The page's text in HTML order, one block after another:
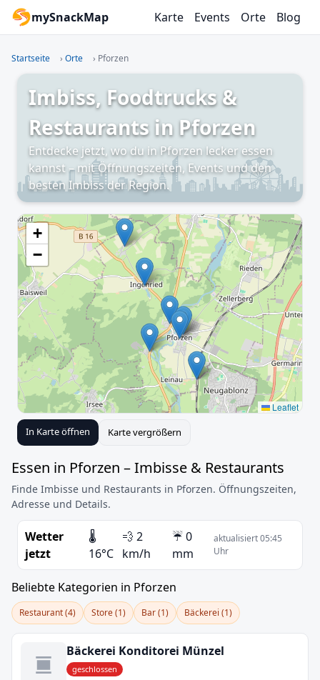
mySnackMap Karte Events Orte Blog
Startseite › Orte › Pforzen
Imbiss, Foodtrucks &
Restaurants in Pforzen
Entdecke jetzt, wo du in Pforzen lecker essen
kannst – mit Öffnungszeiten, Events und den
besten Imbiss der Region.
+
−
Leaflet
In Karte öffnen Karte vergrößern
Essen in Pforzen – Imbisse & Restaurants
Finde Imbisse und Restaurants in Pforzen. Öffnungszeiten,
Adresse und Details.
Wetter
jetzt
🌡️
16°C
💨 2
km/h
☔ 0
mm
aktualisiert 05:45
Uhr
Beliebte Kategorien in Pforzen
Restaurant (4) Store (1) Bar (1) Bäckerei (1)
Bäckerei Konditorei Münzel
geschlossen